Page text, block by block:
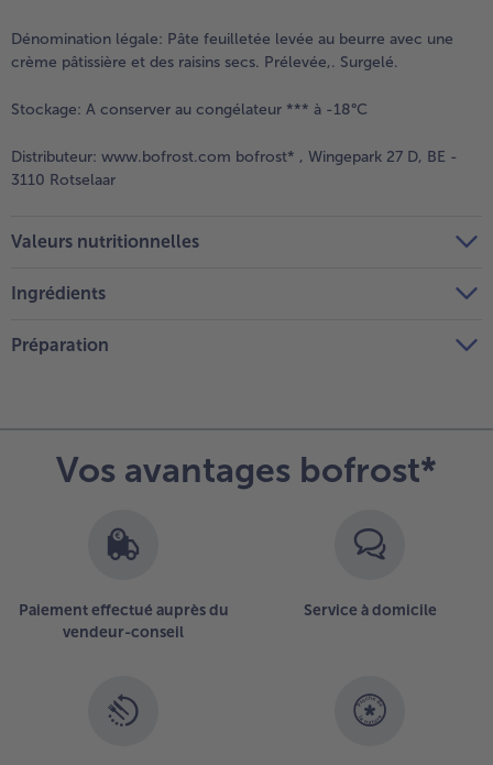
Dénomination légale: Pâte feuilletée levée au beurre avec une
crème pâtissière et des raisins secs. Prélevée,. Surgelé.
Stockage: A conserver au congélateur *** à -18°C
Distributeur: www.bofrost.com bofrost* , Wingepark 27 D, BE -
3110 Rotselaar
Valeurs nutritionnelles
Ingrédients
Préparation
Vos avantages bofrost*
Paiement effectué auprès du
vendeur-conseil
Service à domicile